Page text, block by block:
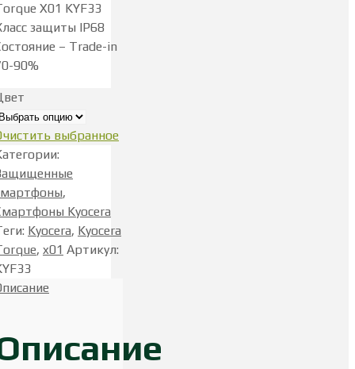
X01 KYF33
защиты IP68
– Trade-in
90%
выбранное
:
,
Kyocera
: Kyocera, Kyocera
, x01 Артикул: